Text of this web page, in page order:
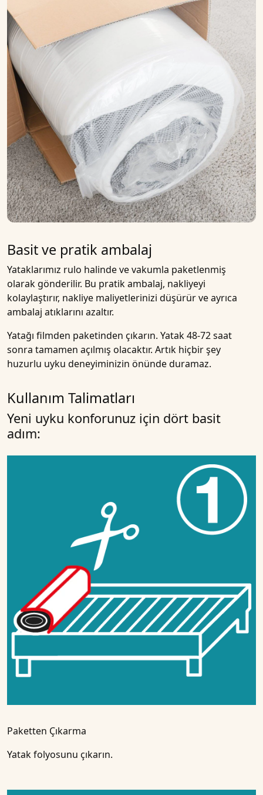
Basit ve pratik ambalaj
Yataklarımız rulo halinde ve vakumla paketlenmiş
olarak gönderilir. Bu pratik ambalaj, nakliyeyi
kolaylaştırır, nakliye maliyetlerinizi düşürür ve ayrıca
ambalaj atıklarını azaltır.
Yatağı filmden paketinden çıkarın. Yatak 48-72 saat
sonra tamamen açılmış olacaktır. Artık hiçbir şey
huzurlu uyku deneyiminizin önünde duramaz.
Kullanım Talimatları
Yeni uyku konforunuz için dört basit
adım:
Paketten Çıkarma
Yatak folyosunu çıkarın.